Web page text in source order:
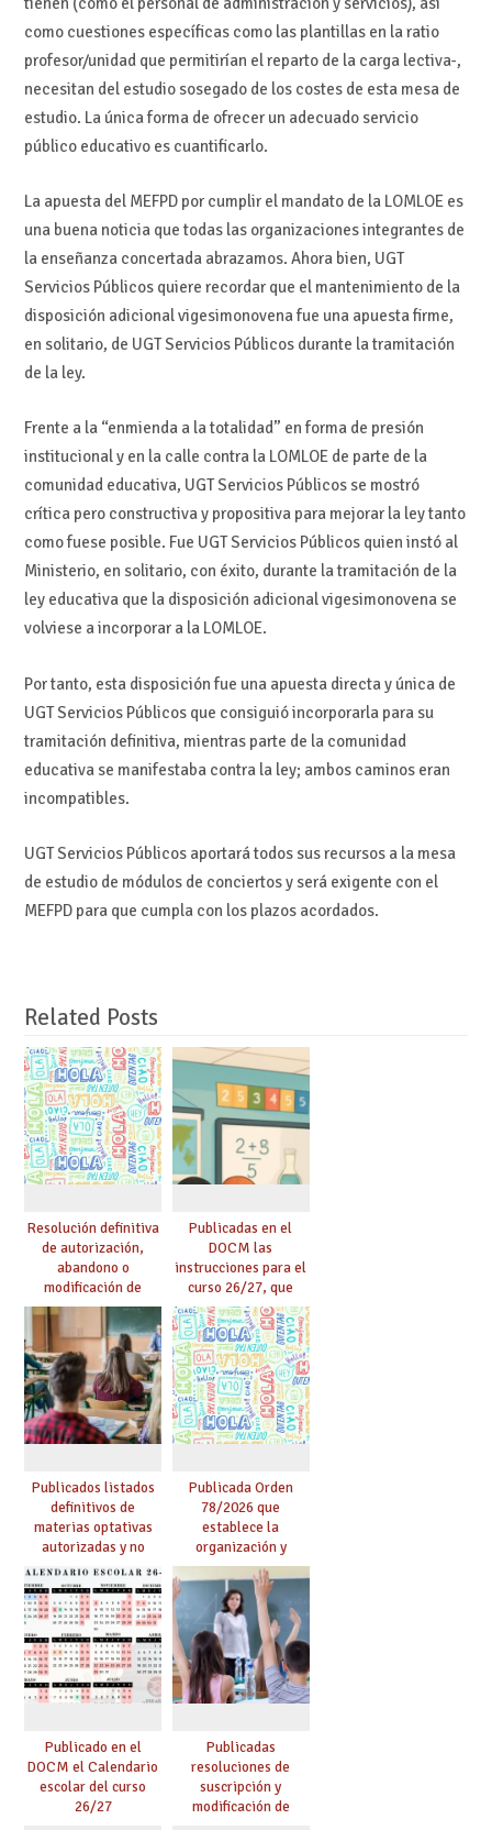
como cuestiones específicas como las plantillas en la ratio
profesor/unidad que permitirían el reparto de la carga lectiva-,
necesitan del estudio sosegado de los costes de esta mesa de
estudio. La única forma de ofrecer un adecuado servicio
público educativo es cuantificarlo.
La apuesta del MEFPD por cumplir el mandato de la LOMLOE es
una buena noticia que todas las organizaciones integrantes de
la enseñanza concertada abrazamos. Ahora bien, UGT
Servicios Públicos quiere recordar que el mantenimiento de la
disposición adicional vigesimonovena fue una apuesta firme,
en solitario, de UGT Servicios Públicos durante la tramitación
de la ley.
Frente a la “enmienda a la totalidad” en forma de presión
institucional y en la calle contra la LOMLOE de parte de la
comunidad educativa, UGT Servicios Públicos se mostró
crítica pero constructiva y propositiva para mejorar la ley tanto
como fuese posible. Fue UGT Servicios Públicos quien instó al
Ministerio, en solitario, con éxito, durante la tramitación de la
ley educativa que la disposición adicional vigesimonovena se
volviese a incorporar a la LOMLOE.
Por tanto, esta disposición fue una apuesta directa y única de
UGT Servicios Públicos que consiguió incorporarla para su
tramitación definitiva, mientras parte de la comunidad
educativa se manifestaba contra la ley; ambos caminos eran
incompatibles.
UGT Servicios Públicos aportará todos sus recursos a la mesa
de estudio de módulos de conciertos y será exigente con el
MEFPD para que cumpla con los plazos acordados.
Related Posts
Resolución definitiva
de autorización,
abandono o
modificación de
programas bilingües
o plurilingües. Se
confirma el abandono
de un importante
número de proyectos
en colegios.
Publicadas en el
DOCM las
instrucciones para el
curso 26/27, que
incluyen, gracias al
Acuerdo firmado por
UGT, la recuperación
de las 18 lectivas en
EEMM y la reducción
de lectivas para
mayores de 55
Publicados listados
definitivos de
materias optativas
autorizadas y no
autorizadas en ESO y
Bachillerato,
definidas por los
centros
Publicada Orden
78/2026 que
establece la
organización y
desarrollo de los
programas bilingües
y plurilingües
Publicado en el
DOCM el Calendario
escolar del curso
26/27
Publicadas
resoluciones de
suscripción y
modificación de